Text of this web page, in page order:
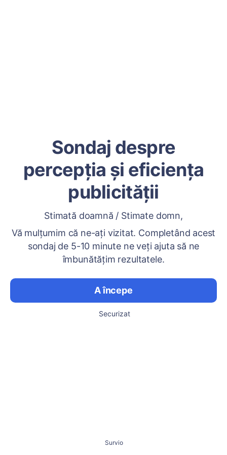
Sondaj despre
percepția și eficiența
publicității
Stimată doamnă / Stimate domn,
Vă mulțumim că ne-ați vizitat. Completând acest
sondaj de 5-10 minute ne veți ajuta să ne
îmbunătățim rezultatele.
A începe
Securizat
Survio